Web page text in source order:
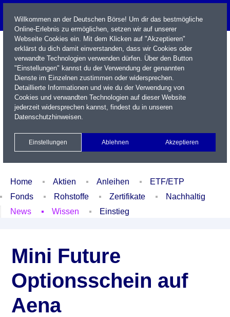
Name / WKN / ISIN / Kürzel
Xetra Realtime
Watchlist Portfolio Login
Home Aktien Anleihen
ETF/ETP
Fonds
Rohstoffe Zertifikate
Nachhaltig
News
Wissen Einstieg
Mini Future
Optionsschein auf
Aena
Willkommen an der Deutschen Börse! Um dir das bestmögliche
Online-Erlebnis zu ermöglichen, setzen wir auf unserer
Webseite Cookies ein. Mit dem Klicken auf "Akzeptieren"
erklärst du dich damit einverstanden, dass wir Cookies oder
verwandte Technologien verwenden dürfen. Über den Button
"Einstellungen" kannst du der Verwendung der genannten
Dienste im Einzelnen zustimmen oder widersprechen.
Detaillierte Informationen und wie du der Verwendung von
Cookies und verwandten Technologien auf dieser Website
jederzeit widersprechen kannst, findest du in unseren
Datenschutzhinweisen.
Einstellungen Ablehnen Akzeptieren